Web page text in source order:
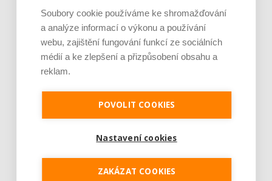
Celkem: 14 797 kg
Kategorie do 1 000
zaměstnanců
Kategorie nad 1 000
zaměstnanců
Soubory cookie používáme ke shromažďování
a analýze informací o výkonu a používání
webu, zajištění fungování funkcí ze sociálních
médií a ke zlepšení a přizpůsobení obsahu a
reklam.
POVOLIT COOKIES
Nastavení cookies
ZAKÁZAT COOKIES